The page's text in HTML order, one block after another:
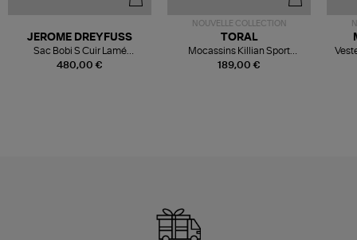
480,00 €
JEROME DREYFUSS
Sac Bobi S Cuir Lamé
Champagne
NOUVELLE COLLECTION
189,00 €
TORAL
Mocassins Killian Sport
Mousse